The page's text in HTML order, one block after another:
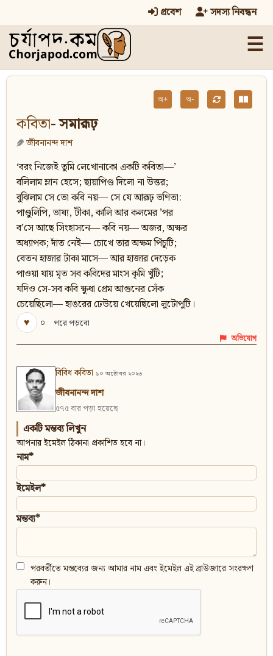
প্রবেশ সদস্য নিবন্ধন
☰
অ+ অ-
কবিতা- সমারূঢ়
জীবনানন্দ দাশ
‘বরং নিজেই তুমি লেখোনাকো একটি কবিতা—’
বলিলাম ম্লান হেসে; ছায়াপিণ্ড দিলো না উত্তর;
বুঝিলাম সে তো কবি নয়— সে যে আরূঢ় ভণিতা:
পাণ্ডুলিপি, ভাষ্য, টীকা, কালি আর কলমের ’পর
ব’সে আছে সিংহাসনে— কবি নয়— অজর, অক্ষর
অধ্যাপক; দাঁত নেই— চোখে তার অক্ষম পিঁচুটি;
বেতন হাজার টাকা মাসে— আর হাজার দেড়েক
পাওয়া যায় মৃত সব কবিদের মাংস কৃমি খুঁটি;
যদিও সে-সব কবি ক্ষুধা প্রেম আগুনের সেঁক
চেয়েছিলো— হাঙরের ঢেউয়ে খেয়েছিলো লুটোপুটি।
♥
০ পরে পড়বো
অভিযোগ
বিবিধ কবিতা ১০ অক্টোবর ২০২৩
জীবনানন্দ দাশ
৫৭৫ বার পড়া হয়েছে
একটি মন্তব্য লিখুন
আপনার ইমেইল ঠিকানা প্রকাশিত হবে না।
নাম*
ইমেইল*
মন্তব্য*
পরবর্তীতে মন্তব্যের জন্য আমার নাম এবং ইমেইল এই ব্রাউজারে সংরক্ষণ
করুন।